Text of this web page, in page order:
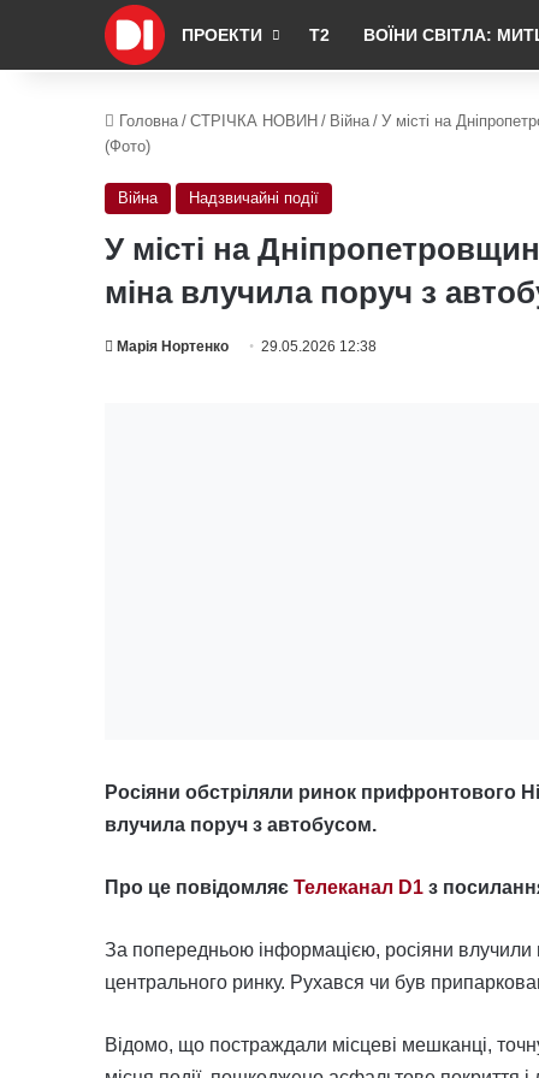
ПРОЕКТИ Т2 ВОЇНИ СВІТЛА:
Головна / СТРІЧКА НОВИН / Війна / У місті на
(Фото)
Війна Надзвичайні події
У місті на
міна влучила поруч з
Марія Нортенко 29.05.2026 12:38
Росіяни обстріляли ринок прифронтового
влучила поруч з автобусом.
Про це повідомляє Телеканал D1 з
За попередньою інформацією, росіяни влучили
центрального ринку. Рухався чи був
Відомо, що постраждали місцеві мешканці,